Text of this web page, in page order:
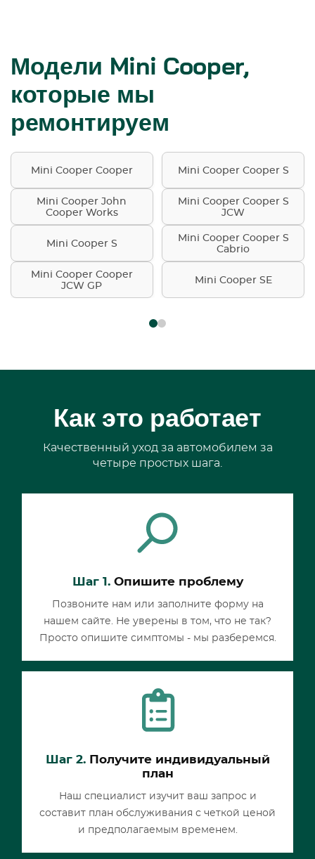
Модели Mini Cooper,
которые мы
ремонтируем
Mini Cooper Cooper Mini Cooper Cooper S
Mini Cooper John
Cooper Works
Mini Cooper Cooper S
JCW
Mini Cooper S
Mini Cooper Cooper S
Cabrio
Mini Cooper Cooper
JCW GP
Mini Cooper SE
Как это работает
Качественный уход за автомобилем за
четыре простых шага.
Шаг 1.Опишите проблему
Позвоните нам или заполните форму на
нашем сайте. Не уверены в том, что не так?
Просто опишите симптомы - мы разберемся.
Шаг 2.Получите индивидуальный
план
Наш специалист изучит ваш запрос и
составит план обслуживания с четкой ценой
и предполагаемым временем.